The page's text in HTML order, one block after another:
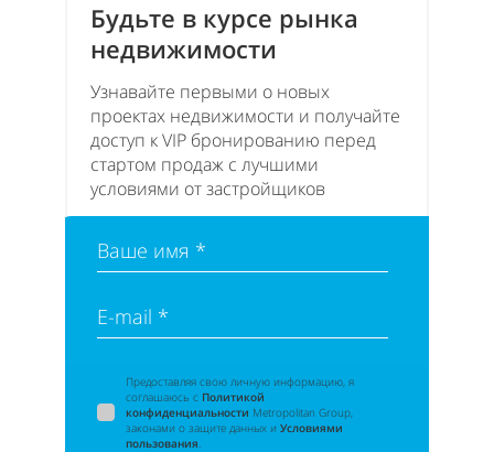
Ваше имя *
E-mail *
Предоставляя свою личную информацию, я
соглашаюсь с Политикой
конфиденциальности Metropolitan Group,
законами о защите данных и Условиями
пользования.
Будьте в курсе рынка
недвижимости
Узнавайте первыми о новых
проектах недвижимости и получайте
доступ к VIP бронированию перед
стартом продаж с лучшими
условиями от застройщиков